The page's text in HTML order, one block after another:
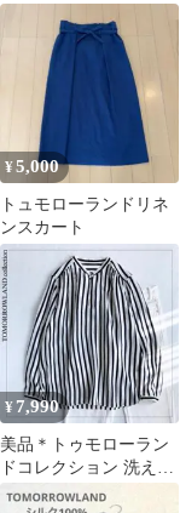
リーブ ブラウス レース
切り替え
¥5,000
トュモローランドリネ
ンスカート
¥ 7,990
美品＊トゥモローラン
ドコレクション 洗える
シルク混 ストライプ ブ